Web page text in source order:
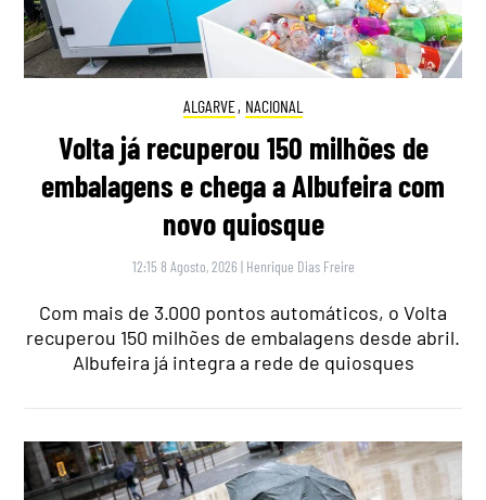
ALGARVE, NACIONAL
Volta já recuperou 150 milhões de
embalagens e chega a Albufeira com
novo quiosque
12:15 8 Agosto, 2026 | Henrique Dias Freire
Com mais de 3.000 pontos automáticos, o Volta
recuperou 150 milhões de embalagens desde abril.
Albufeira já integra a rede de quiosques